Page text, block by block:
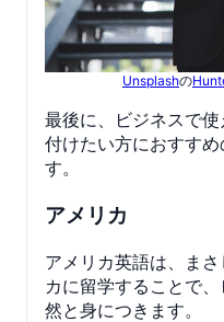
Unsplashの
最後に、ビジネスで
付けたい方におすす
す。
アメリカ
アメリカ英語は、ま
カに留学することで
然と身につきます。